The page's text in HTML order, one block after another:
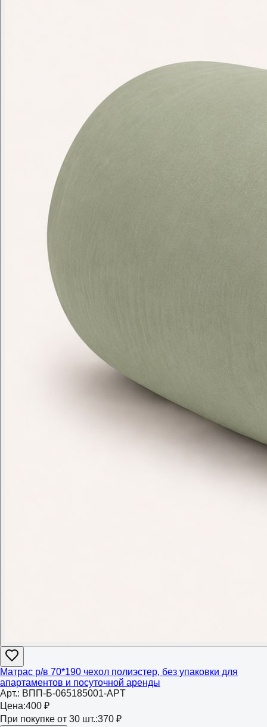
Матрас р/в 70*190 чехол полиэстер, без упаковки для
апартаментов и посуточной аренды
Арт.: ВПП-Б-065185001-APT
Цена:400 ₽
При покупке от 30 шт.:370 ₽